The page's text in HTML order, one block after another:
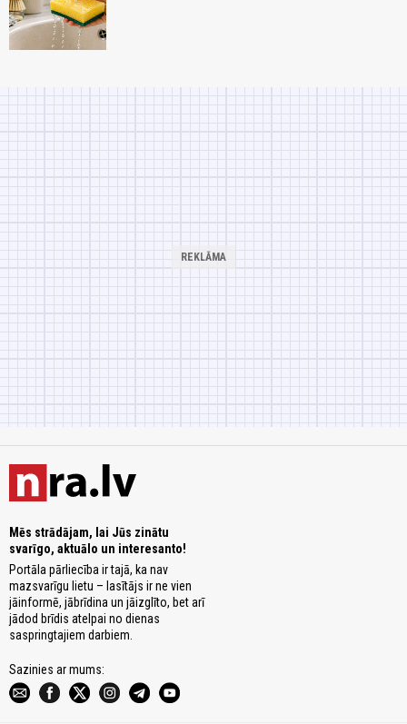
Mēs strādājam, lai Jūs zinātu
svarīgo, aktuālo un interesanto!
Portāla pārliecība ir tajā, ka nav
mazsvarīgu lietu – lasītājs ir ne vien
jāinformē, jābrīdina un jāizglīto, bet arī
jādod brīdis atelpai no dienas
saspringtajiem darbiem.
Sazinies ar mums: